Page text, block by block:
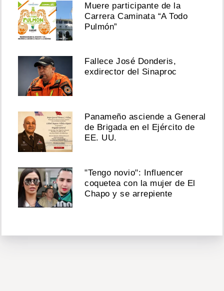
Muere participante de la
Carrera Caminata “A Todo
Pulmón”
Fallece José Donderis,
exdirector del Sinaproc
Panameño asciende a General
de Brigada en el Ejército de
EE. UU.
"Tengo novio": Influencer
coquetea con la mujer de El
Chapo y se arrepiente